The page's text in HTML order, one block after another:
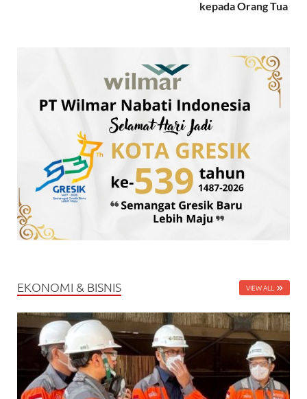
kepada Orang Tua
EKONOMI & BISNIS VIEW ALL